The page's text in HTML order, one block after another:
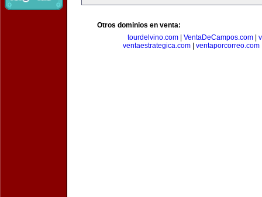
Otros dominios en venta:
tourdelvino.com| VentaDeCampos.com|
ventaestrategica.com| ventaporcorreo.com